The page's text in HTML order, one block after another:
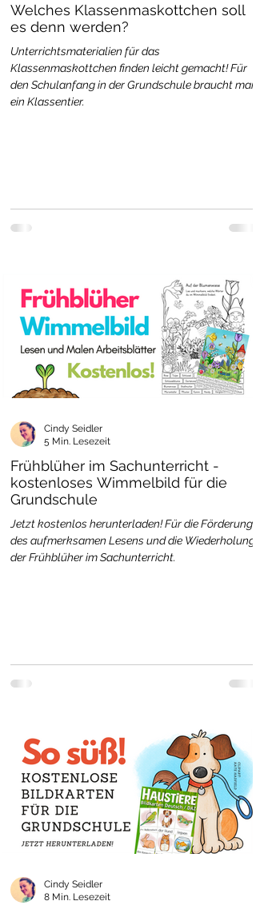
Welches Klassenmaskottchen soll
es denn werden?
Unterrichtsmaterialien für das
Klassenmaskottchen finden leicht gemacht! Für
den Schulanfang in der Grundschule braucht man
ein Klassentier.
Frühblüher im Sachunterricht -
kostenloses Wimmelbild für die
Grundschule
Jetzt kostenlos herunterladen! Für die Förderung
des aufmerksamen Lesens und die Wiederholung
der Frühblüher im Sachunterricht.
Cindy Seidler
5 Min. Lesezeit
Cindy Seidler
8 Min. Lesezeit